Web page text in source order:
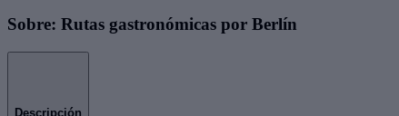
Sobre: Rutas gastronómicas por Berlín
Descripción